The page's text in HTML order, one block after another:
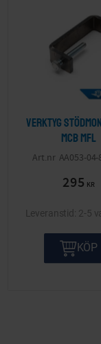
Verktyg
MCB mfl
AA053-
295 KR
2-5
KÖP